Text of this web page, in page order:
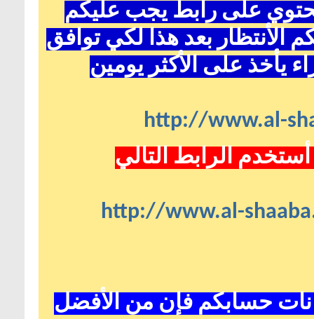
على رابط يجب عليكم
بعد هذا لكي توافق
يأخذ على الأكثر يومين
http://www.al-
الرابط التالي
http://www.al-
حسابكم فإن من الأفضل